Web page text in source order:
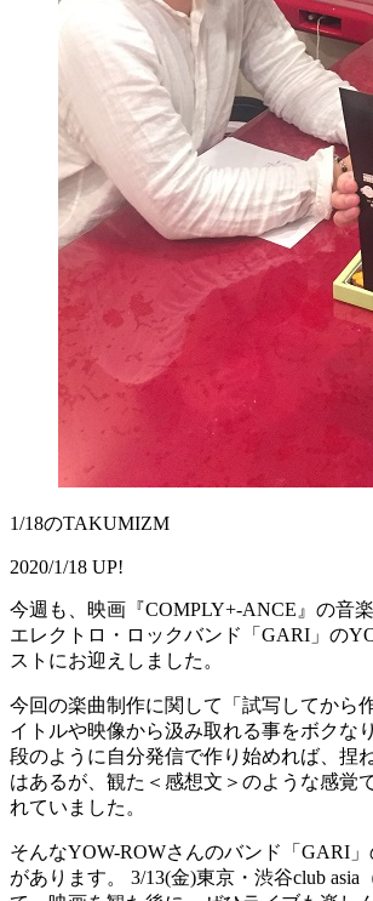
1/18のTAKUMIZM
2020/1/18 UP!
今週も、映画『COMPLY+-ANCE』の音
エレクトロ・ロックバンド「GARI」の
ストにお迎えしました。
今回の楽曲制作に関して「試写してから
イトルや映像から汲み取れる事をボクな
段のように自分発信で作り始めれば、捏
はあるが、観た＜感想文＞のような感覚
れていました。
そんなYOW-ROWさんのバンド「GARI
があります。 3/13(金)東京・渋谷club asia